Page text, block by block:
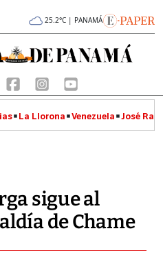
25.2°C | PANAMÁ
La Llorona Venezuela José
sigue al
de Chame